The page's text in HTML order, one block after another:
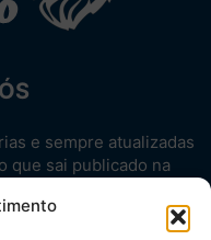
e sempre atualizadas
que sai publicado na
oficial.